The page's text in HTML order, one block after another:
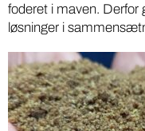
foderet i maven.
løsninger i